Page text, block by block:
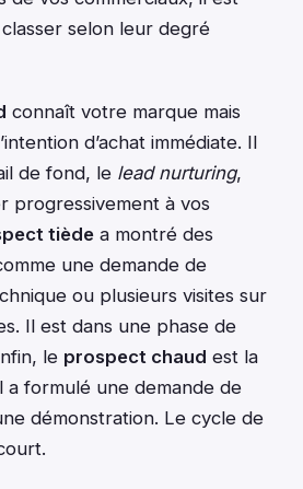
selon leur degré
connaît votre marque mais
d’achat immédiate. Il
de fond, le lead nurturing,
progressivement à vos
tiède a montré des
une demande de
ou plusieurs visites sur
Il est dans une phase de
le prospect chaud est la
a formulé une demande de
démonstration. Le cycle de